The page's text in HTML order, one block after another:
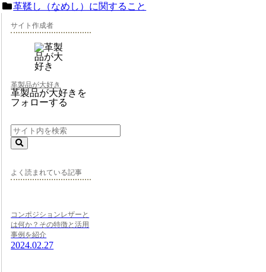
革鞣し（なめし）に関すること
サイト作成者
革製品が大好き
革製品が大好きを
フォローする
よく読まれている記事
コンポジションレザーと
は何か？その特徴と活用
事例を紹介
2024.02.27